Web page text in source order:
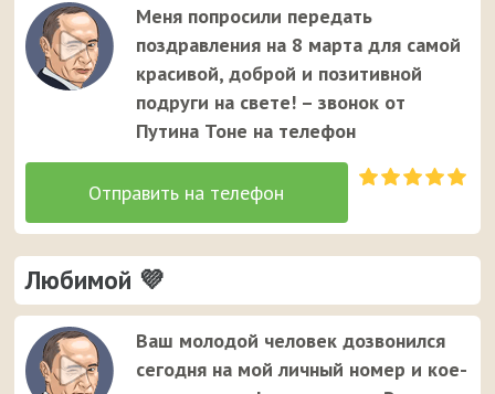
Меня попросили передать
поздравления на 8 марта для самой
красивой, доброй и позитивной
подруги на свете! – звонок от
Путина Тоне на телефон
Любимой 💜
Ваш молодой человек дозвонился
сегодня на мой личный номер и кое-